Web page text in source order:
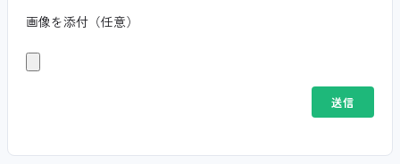
画像を添付（任意）